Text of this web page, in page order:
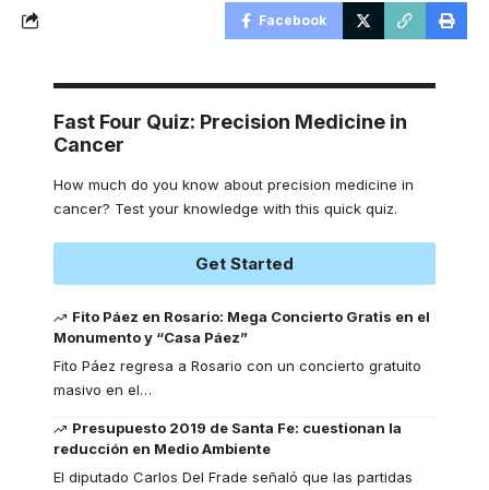
Facebook
Fast Four Quiz: Precision Medicine in
Cancer
How much do you know about precision medicine in
cancer? Test your knowledge with this quick quiz.
Get Started
Fito Páez en Rosario: Mega Concierto Gratis en el
Monumento y “Casa Páez”
Fito Páez regresa a Rosario con un concierto gratuito
masivo en el…
Presupuesto 2019 de Santa Fe: cuestionan la
reducción en Medio Ambiente
El diputado Carlos Del Frade señaló que las partidas